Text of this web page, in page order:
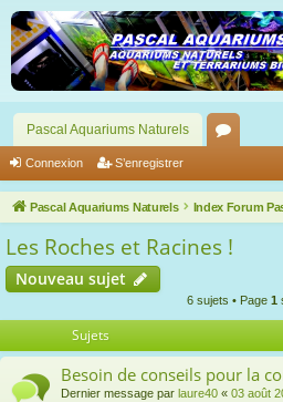
Pascal Aquariums Naturels
u
Connexion S’enregistrer
Pascal Aquariums Naturels Index Forum
Les Roches et Racines !
Nouveau sujet
6 sujets • Page 1
Sujets
Besoin de conseils pour la
Dernier message par laure40 « 03 août